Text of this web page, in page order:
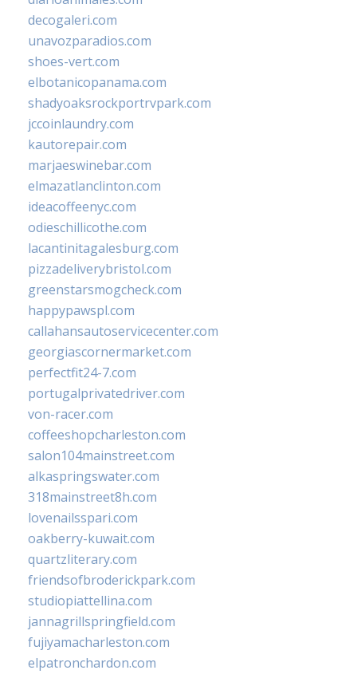
decogaleri.com
unavozparadios.com
shoes-vert.com
elbotanicopanama.com
shadyoaksrockportrvpark.com
jccoinlaundry.com
kautorepair.com
marjaeswinebar.com
elmazatlanclinton.com
ideacoffeenyc.com
odieschillicothe.com
lacantinitagalesburg.com
pizzadeliverybristol.com
greenstarsmogcheck.com
happypawspl.com
callahansautoservicecenter.com
georgiascornermarket.com
perfectfit24-7.com
portugalprivatedriver.com
von-racer.com
coffeeshopcharleston.com
salon104mainstreet.com
alkaspringswater.com
318mainstreet8h.com
lovenailsspari.com
oakberry-kuwait.com
quartzliterary.com
friendsofbroderickpark.com
studiopiattellina.com
jannagrillspringfield.com
fujiyamacharleston.com
elpatronchardon.com